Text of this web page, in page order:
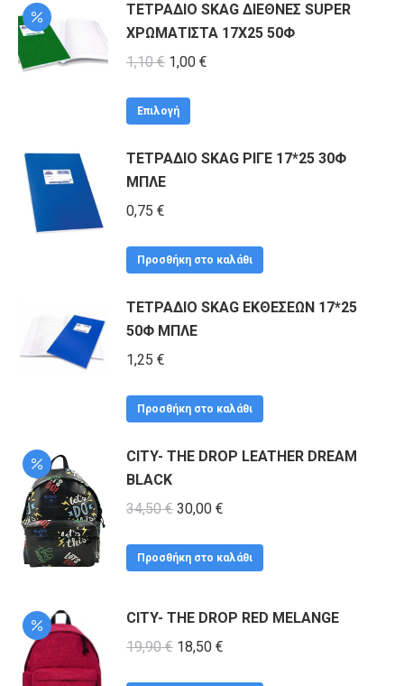
ΤΕΤΡΑΔΙΟ SKAG ΔΙΕΘΝΕΣ SUPER
ΧΡΩΜΑΤΙΣΤΑ 17Χ25 50Φ
1,10€ Original
was:
1,00 €
1,00 €.
Επιλογή
προϊόν
Οι
μπορούν
να
σελίδα
προϊόντος
ΤΕΤΡΑΔΙΟ SKAG ΡΙΓΕ 17*25 30Φ
ΜΠΛΕ
0,75 €
Προσθήκη στο καλάθι
ΤΕΤΡΑΔΙΟ SKAG ΕΚΘΕΣΕΩΝ 17*25
50Φ ΜΠΛΕ
1,25 €
Προσθήκη στο καλάθι
CITY- THE DROP LEATHER DREAM
BLACK
34,50€ Original
was:
30,00 €
τιμή
30,00 €.
Προσθήκη στο καλάθι
CITY- THE DROP RED MELANGE
19,90€ Original
18,50 €